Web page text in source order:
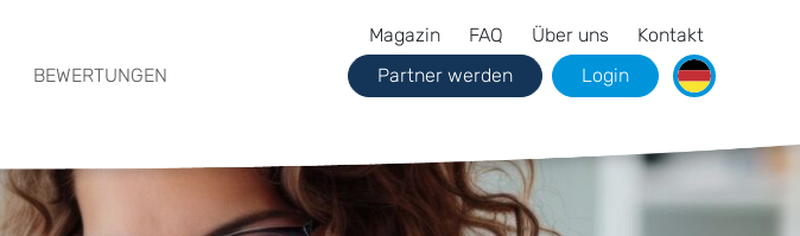
Magazin FAQ Über uns
Kontakt
BEWERTUNGEN Partner werden Login